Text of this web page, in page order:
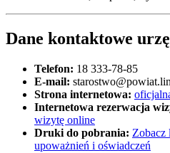
Dane kontaktowe
Telefon: 18 333-78-85
E-mail:
Strona internetowa:
Internetowa rezerwacja
wizytę online
Druki do pobrania: Zobacz
upoważnień i oświadczeń